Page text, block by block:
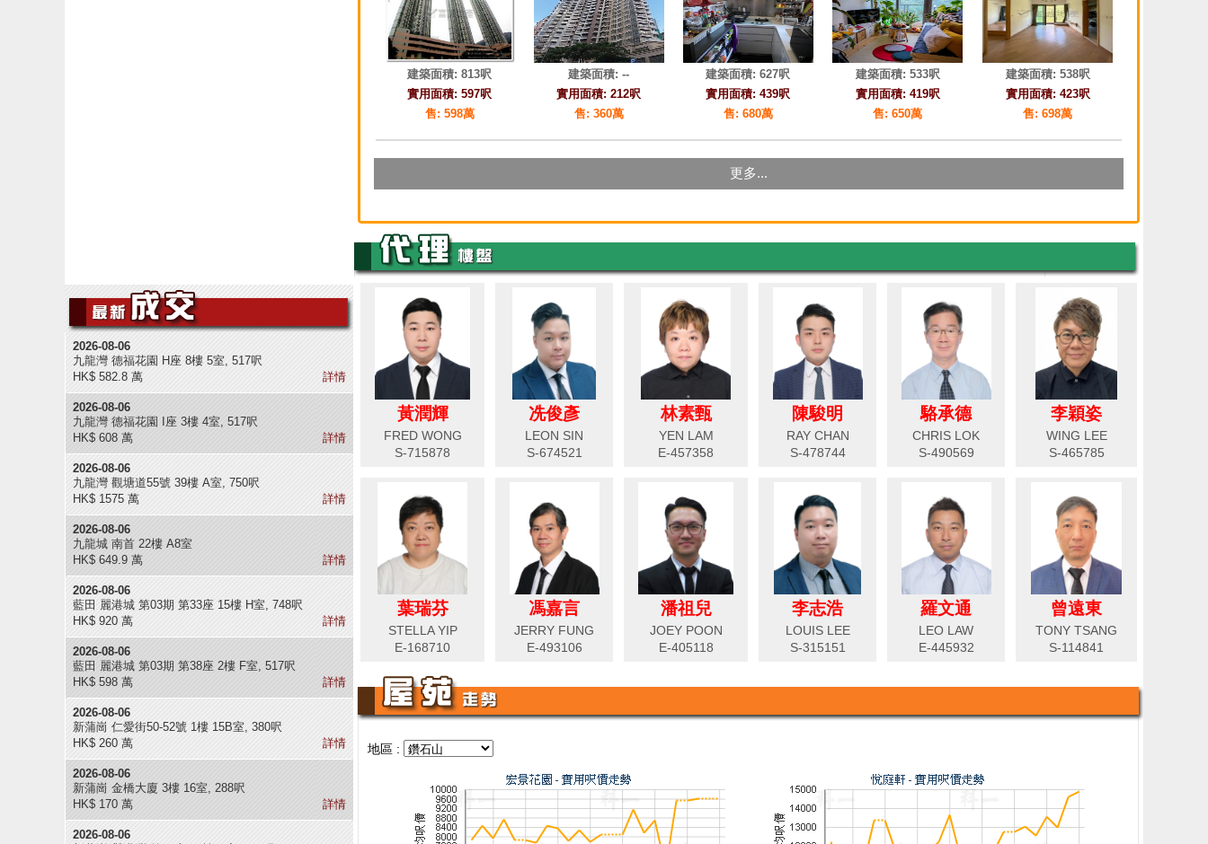
2026-08-06
九龍灣 德福花園 H座 8樓 5室, 517呎
HK$ 582.8 萬
詳情
2026-08-06
九龍灣 德福花園 I座 3樓 4室, 517呎
HK$ 608 萬
詳情
2026-08-06
九龍灣 觀塘道55號 39樓 A室, 750呎
HK$ 1575 萬
詳情
2026-08-06
九龍城 南首 22樓 A8室
HK$ 649.9 萬
詳情
2026-08-06
藍田 麗港城 第03期 第33座 15樓 H室, 748呎
HK$ 920 萬
詳情
2026-08-06
藍田 麗港城 第03期 第38座 2樓 F室, 517呎
HK$ 598 萬
詳情
2026-08-06
新蒲崗 仁愛街50-52號 1樓 15B室, 380呎
HK$ 260 萬
詳情
2026-08-06
新蒲崗 金橋大廈 3樓 16室, 288呎
HK$ 170 萬
詳情
2026-08-06
黃潤輝
FRED WONG
S-715878
冼俊彥
LEON SIN
S-674521
林素甄
YEN LAM
E-457358
陳駿明
RAY CHAN
S-478744
駱承德
CHRIS LOK
S-490569
李穎姿
WING LEE
S-465785
葉瑞芬
STELLA YIP
E-168710
馮嘉言
JERRY FUNG
E-493106
潘祖兒
JOEY POON
E-405118
李志浩
LOUIS LEE
S-315151
羅文通
LEO LAW
E-445932
曾遠東
TONY TSANG
S-114841
地區 :